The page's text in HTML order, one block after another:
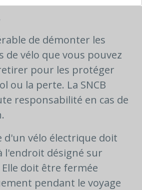
de démonter les
de vélo que vous pouvez
pour les protéger
ou la perte. La SNCB
responsabilité en cas de
d'un vélo électrique doit
l'endroit désigné sur
doit être fermée
pendant le voyage